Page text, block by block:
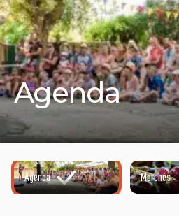
Agenda
Agenda Marchés